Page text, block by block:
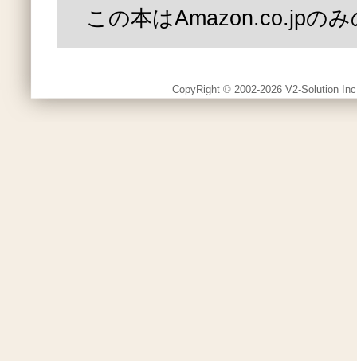
この本はAmazon.co.jpの
CopyRight © 2002-2026 V2-Solution